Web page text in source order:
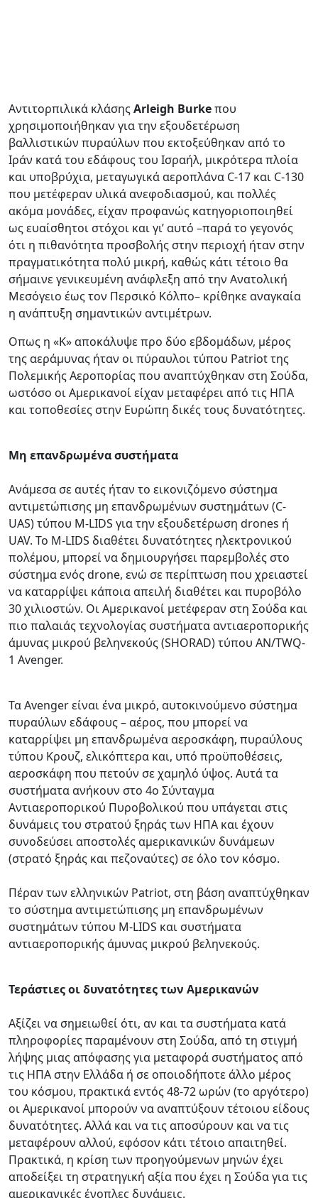
Αντιτορπιλικά κλάσηςArleigh Burkeπου
χρησιμοποιήθηκαν για την εξουδετέρωση
βαλλιστικών πυραύλων που εκτοξεύθηκαν από το
Ιράν κατά του εδάφους του Ισραήλ, μικρότερα πλοία
και υποβρύχια, μεταγωγικά αεροπλάνα C-17 και C-130
που μετέφεραν υλικά ανεφοδιασμού, και πολλές
ακόμα μονάδες, είχαν προφανώς κατηγοριοποιηθεί
ως ευαίσθητοι στόχοι και γι’ αυτό –παρά το γεγονός
ότι η πιθανότητα προσβολής στην περιοχή ήταν στην
πραγματικότητα πολύ μικρή, καθώς κάτι τέτοιο θα
σήμαινε γενικευμένη ανάφλεξη από την Ανατολική
Μεσόγειο έως τον Περσικό Κόλπο– κρίθηκε αναγκαία
η ανάπτυξη σημαντικών αντιμέτρων.
Οπως η «Κ» αποκάλυψε προ δύο εβδομάδων, μέρος
της αεράμυνας ήταν οι πύραυλοι τύπου Patriot της
Πολεμικής Αεροπορίας που αναπτύχθηκαν στη Σούδα,
ωστόσο οι Αμερικανοί είχαν μεταφέρει από τις ΗΠΑ
και τοποθεσίες στην Ευρώπη δικές τους δυνατότητες.
Μη επανδρωμένα συστήματα
Ανάμεσα σε αυτές ήταν το εικονιζόμενο σύστημα
αντιμετώπισης μη επανδρωμένων συστημάτων (C-
UAS) τύπου M-LIDS για την εξουδετέρωση drones ή
UAV. Το M-LIDS διαθέτει δυνατότητες ηλεκτρονικού
πολέμου, μπορεί να δημιουργήσει παρεμβολές στο
σύστημα ενός drone, ενώ σε περίπτωση που χρειαστεί
να καταρρίψει κάποια απειλή διαθέτει και πυροβόλο
30 χιλιοστών. Οι Αμερικανοί μετέφεραν στη Σούδα και
πιο παλαιάς τεχνολογίας συστήματα αντιαεροπορικής
άμυνας μικρού βεληνεκούς (SHORAD) τύπου AN/TWQ-
1 Avenger.
Τα Avenger είναι ένα μικρό, αυτοκινούμενο σύστημα
πυραύλων εδάφους – αέρος, που μπορεί να
καταρρίψει μη επανδρωμένα αεροσκάφη, πυραύλους
τύπου Κρουζ, ελικόπτερα και, υπό προϋποθέσεις,
αεροσκάφη που πετούν σε χαμηλό ύψος. Αυτά τα
συστήματα ανήκουν στο 4o Σύνταγμα
Αντιαεροπορικού Πυροβολικού που υπάγεται στις
δυνάμεις του στρατού ξηράς των ΗΠΑ και έχουν
συνοδεύσει αποστολές αμερικανικών δυνάμεων
(στρατό ξηράς και πεζοναύτες) σε όλο τον κόσμο.
Πέραν των ελληνικών Patriot, στη βάση αναπτύχθηκαν
το σύστημα αντιμετώπισης μη επανδρωμένων
συστημάτων τύπου M-LIDS και συστήματα
αντιαεροπορικής άμυνας μικρού βεληνεκούς.
Τεράστιες οι δυνατότητες των Αμερικανών
Αξίζει να σημειωθεί ότι, αν και τα συστήματα κατά
πληροφορίες παραμένουν στη Σούδα, από τη στιγμή
λήψης μιας απόφασης για μεταφορά συστήματος από
τις ΗΠΑ στην Ελλάδα ή σε οποιοδήποτε άλλο μέρος
του κόσμου, πρακτικά εντός 48-72 ωρών (το αργότερο)
οι Αμερικανοί μπορούν να αναπτύξουν τέτοιου είδους
δυνατότητες. Αλλά και να τις αποσύρουν και να τις
μεταφέρουν αλλού, εφόσον κάτι τέτοιο απαιτηθεί.
Πρακτικά, η κρίση των προηγούμενων μηνών έχει
αποδείξει τη στρατηγική αξία που έχει η Σούδα για τις
αμερικανικές ένοπλες δυνάμεις.